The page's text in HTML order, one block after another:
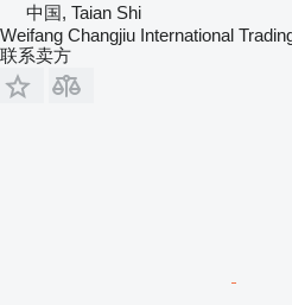
中国, Taian Shi
Weifang Changjiu International
联系卖方